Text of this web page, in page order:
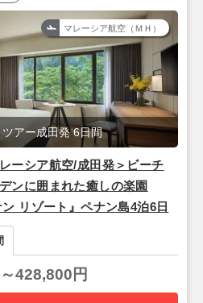
ーシア航空/成田発＞ビーチ
ンに囲まれた癒しの楽園
ン リゾート』ペナン島4泊6日
アー成田発 6日間
マレーシア航空（ＭＨ）
428,800円